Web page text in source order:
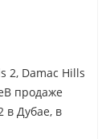
2, Damac Hills
продаже
в Дубае, в